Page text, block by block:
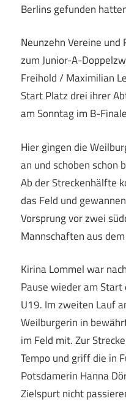
Berlins gefunden
Neunzehn Vereine
zum Junior-A-
Freihold / Maximilian
Start Platz drei ihrer
am Sonntag im B-
Hier gingen die
an und schoben schon
Ab der Streckenhälfte
das Feld und
Vorsprung vor zwei
Mannschaften aus
Kirina Lommel war
Pause wieder am
U19. Im zweiten Lauf
Weilburgerin in
im Feld mit. Zur
Tempo und griff die in
Potsdamerin Hanna
Zielspurt nicht